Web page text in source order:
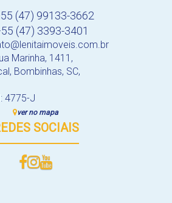
(47) 99133-3662
(47) 3393-3401
Marinha, 1411 ,
, Bombinhas, SC,
4775-J
ver no mapa
SOCIAIS